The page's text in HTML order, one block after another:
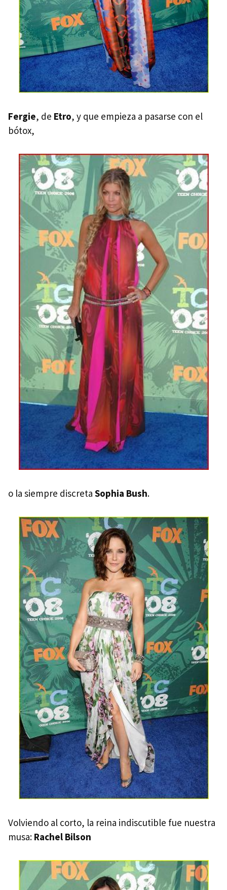
Fergie, de Etro, y que empieza a pasarse con el
bótox,
o la siempre discreta Sophia Bush.
Volviendo al corto, la reina indiscutible fue nuestra
musa: Rachel Bilson